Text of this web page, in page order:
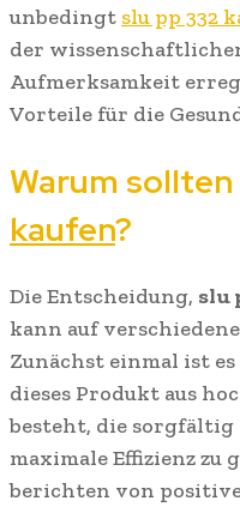
unbedingt slu pp 332
der
Aufmerksamkeit
Vorteile für die
Warum sollten
kaufen?
Die Entscheidung, slu
kann auf
Zunächst einmal ist
dieses Produkt aus
besteht, die
maximale Effizienz zu
berichten von